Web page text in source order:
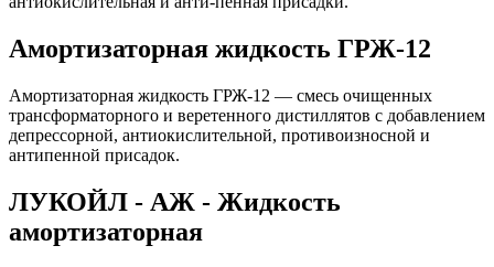
Амортизаторная жидкость ГРЖ-12
Амортизаторная жидкость ГРЖ-12 — смесь очищенных
трансформаторного и веретенного дистиллятов с добавлением
депрессорной, антиокислительной, противоизносной и
антипенной присадок.
ЛУКОЙЛ - АЖ - Жидкость
амортизаторная